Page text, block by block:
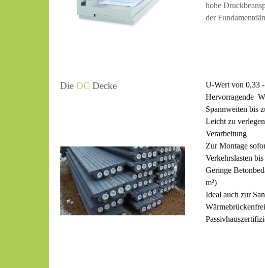
hohe
der
U-Wert von 0,33
Hervorragende
Spannweiten bis
Leicht zu
Verarbeitung
Zur Montage
Verkehrslasten
Geringe
m²)
Ideal auch zur
Wärmebrückenfrei
Die OC Decke